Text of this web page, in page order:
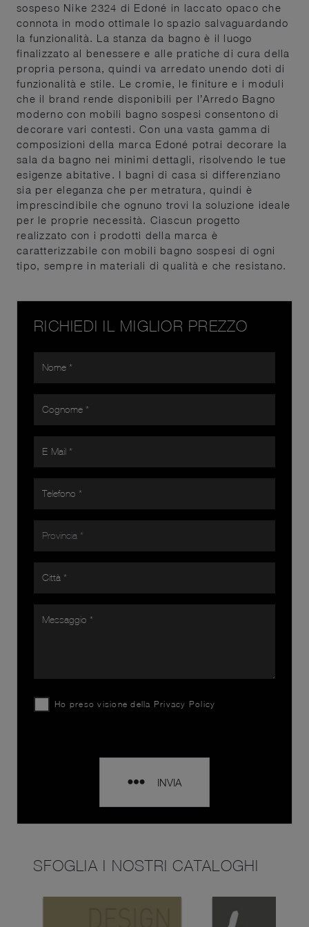
sospeso Nike 2324 di Edoné in laccato opaco che
connota in modo ottimale lo spazio salvaguardando
la funzionalità. La stanza da bagno è il luogo
finalizzato al benessere e alle pratiche di cura della
propria persona, quindi va arredato unendo doti di
funzionalità e stile. Le cromie, le finiture e i moduli
che il brand rende disponibili per l’Arredo Bagno
moderno con mobili bagno sospesi consentono di
decorare vari contesti. Con una vasta gamma di
composizioni della marca Edoné potrai decorare la
sala da bagno nei minimi dettagli, risolvendo le tue
esigenze abitative. I bagni di casa si differenziano
sia per eleganza che per metratura, quindi è
imprescindibile che ognuno trovi la soluzione ideale
per le proprie necessità. Ciascun progetto
realizzato con i prodotti della marca è
caratterizzabile con mobili bagno sospesi di ogni
tipo, sempre in materiali di qualità e che resistano.
RICHIEDI IL MIGLIOR PREZZO
Ho preso visione della Privacy Policy
INVIA
SFOGLIA I NOSTRI CATALOGHI